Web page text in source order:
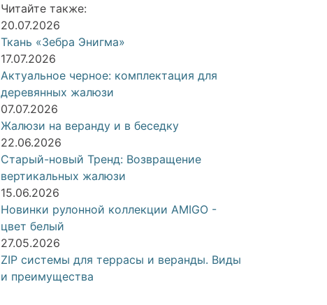
Читайте также:
20.07.2026
Ткань «Зебра Энигма»
17.07.2026
Актуальное черное: комплектация для
деревянных жалюзи
07.07.2026
Жалюзи на веранду и в беседку
22.06.2026
Старый-новый Тренд: Возвращение
вертикальных жалюзи
15.06.2026
Новинки рулонной коллекции AMIGO -
цвет белый
27.05.2026
ZIP системы для террасы и веранды. Виды
и преимущества